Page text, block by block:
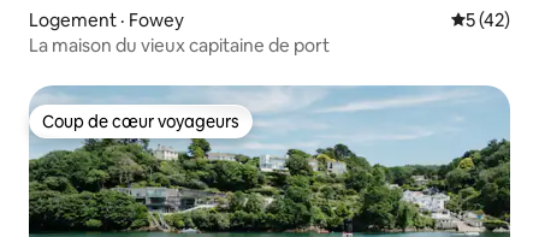
Logement · Fowey Note
5 (42)
La maison du vieux capitaine de port
Coup de cœur voyageurs
Coup de cœur voyageurs